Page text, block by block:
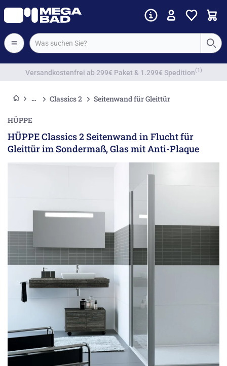
Vorkassenrabatt
Classics 2 Seitenwand für Gleittür
HÜPPE
HÜPPE Classics 2 Seitenwand in Flucht für
Gleittür im Sondermaß, Glas mit Anti-Plaque